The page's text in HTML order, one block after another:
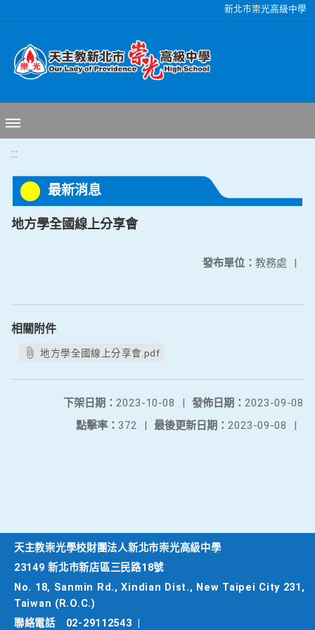
新北市崇光高級中學
:::
最新消息
地方學全國線上分享會
發布單位： 教務處 |
相關附件
地方學全國線上分享會.pdf
發佈日期： 2023-09-08
下架日期： 2023-10-08
|
最後更新日期： 2023-09-08 |
點擊率： 372 |
天主教崇光學校財團法人新北市崇光高級中學
23149 新北市新店區三民路18號
No. 18, Sanmin Rd., Xindian Dist., New Taipei City 231,
Taiwan (R.O.C.)
聯絡電話
02-29112543